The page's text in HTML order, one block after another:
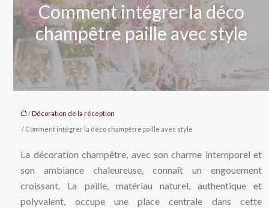
Comment intégrer la déco
champêtre paille avec style
/Décoration de la réception
/ Comment intégrer la déco champêtre paille avec style
La décoration champêtre, avec son charme intemporel et
son ambiance chaleureuse, connaît un engouement
croissant. La paille, matériau naturel, authentique et
polyvalent, occupe une place centrale dans cette